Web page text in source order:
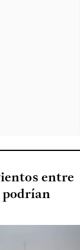
entre
podrían